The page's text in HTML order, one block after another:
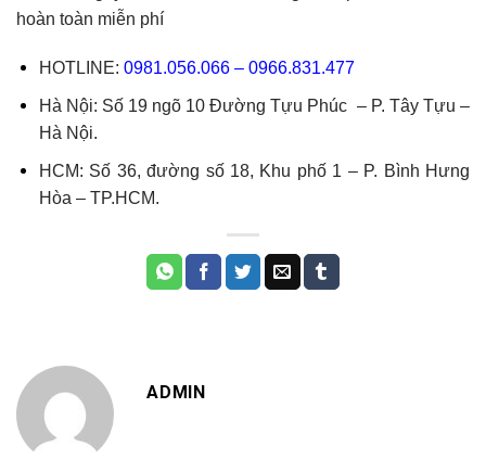
hoàn toàn miễn phí
HOTLINE: 0981.056.066– 0966.831.477
Hà Nội: Số 19 ngõ 10 Đường Tựu Phúc – P. Tây Tựu –
Hà Nội.
HCM: Số 36, đường số 18, Khu phố 1 – P. Bình Hưng
Hòa – TP.HCM.
ADMIN